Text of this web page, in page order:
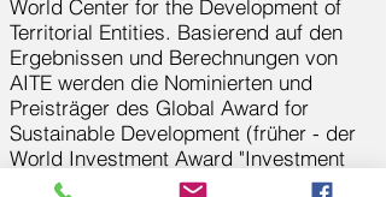
World Center for the Development of
Territorial Entities. Basierend auf den
Ergebnissen und Berechnungen von
AITE werden die Nominierten und
Preisträger des Global Award for
Sustainable Development (früher - der
World Investment Award "Investment
Angel") ermittelt.